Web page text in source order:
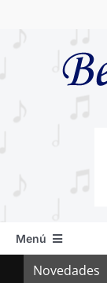
Menú
InicioNovedades